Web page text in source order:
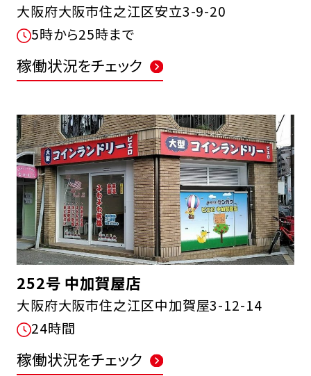
大阪府大阪市住之江区安立3-9-20
5時から25時まで
稼働状況をチェック
252号 中加賀屋店
大阪府大阪市住之江区中加賀屋3-12-14
24時間
稼働状況をチェック